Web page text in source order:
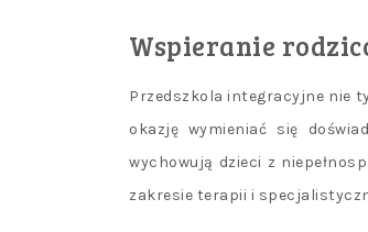
Wspieranie
Przedszkola integracyjne nie
okazję wymieniać się
wychowują dzieci z
zakresie terapii i